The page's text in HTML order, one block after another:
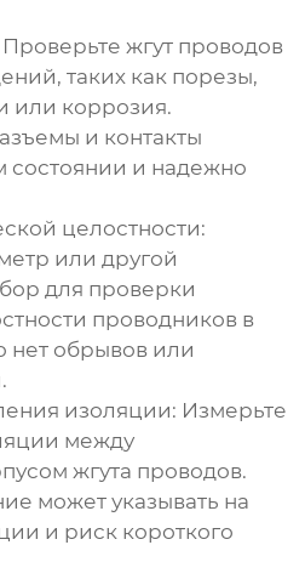
Проверьте жгут проводов
таких как порезы,
или коррозия.
и контакты
состоянии и надежно
целостности:
или другой
для проверки
проводников в
нет обрывов или
изоляции: Измерьте
между
жгута проводов.
может указывать на
и риск короткого